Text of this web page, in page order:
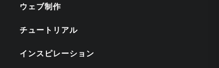
ウェブ制作
チュートリアル
インスピレーション